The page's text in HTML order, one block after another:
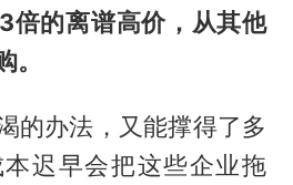
倍的离谱高价，从其他
的办法，又能撑得了多
迟早会把这些企业拖